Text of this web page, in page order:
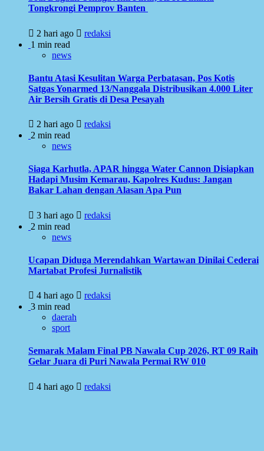
Tongkrongi Pemprov Banten
2 hari ago
redaksi
1 min read
news
Bantu Atasi Kesulitan Warga Perbatasan, Pos Kotis
Satgas Yonarmed 13/Nanggala Distribusikan 4.000 Liter
Air Bersih Gratis di Desa Pesayah
2 hari ago
redaksi
2 min read
news
Siaga Karhutla, APAR hingga Water Cannon Disiapkan
Hadapi Musim Kemarau, Kapolres Kudus: Jangan
Bakar Lahan dengan Alasan Apa Pun
3 hari ago
redaksi
2 min read
news
Ucapan Diduga Merendahkan Wartawan Dinilai Cederai
Martabat Profesi Jurnalistik
4 hari ago
redaksi
3 min read
daerah
sport
Semarak Malam Final PB Nawala Cup 2026, RT 09 Raih
Gelar Juara di Puri Nawala Permai RW 010
4 hari ago redaksi